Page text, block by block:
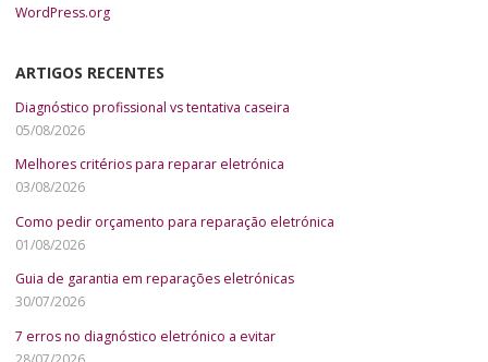
WordPress.org
ARTIGOS RECENTES
Diagnóstico profissional vs tentativa caseira
05/08/2026
Melhores critérios para reparar eletrónica
03/08/2026
Como pedir orçamento para reparação eletrónica
01/08/2026
Guia de garantia em reparações eletrónicas
30/07/2026
7 erros no diagnóstico eletrónico a evitar